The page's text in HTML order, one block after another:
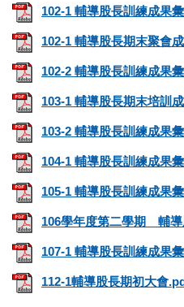
102-1 輔導股長訓練成果
102-1 輔導股長期末聚會
102-2 輔導股長訓練成果
103-1 輔導股長期末培訓
103-2 輔導股長訓練成果
104-1 輔導股長訓練成果
105-1 輔導股長訓練成果
106學年度第二學期 輔
107-1 輔導股長訓練成果
112-1輔導股長期初大會